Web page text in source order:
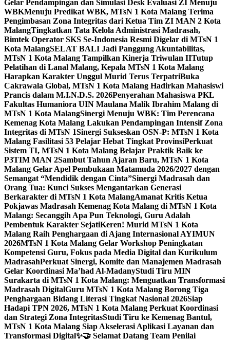
Gelar Pendampingan dan Simulasi Desk Evaluasi ZI Menuju
WBKMenuju Predikat WBK, MTsN 1 Kota Malang Terima
Pengimbasan Zona Integritas dari Ketua Tim ZI MAN 2 Kota
MalangTingkatkan Tata Kelola Administrasi Madrasah,
Bimtek Operator SKS Se-Indonesia Resmi Digelar di MTsN 1
Kota MalangSELAT BALI Jadi Panggung Akuntabilitas,
MTsN 1 Kota Malang Tampilkan Kinerja Triwulan IITutup
Pelatihan di Lanal Malang, Kepala MTsN 1 Kota Malang
Harapkan Karakter Unggul Murid Terus TerpatriBuka
Cakrawala Global, MTsN 1 Kota Malang Hadirkan Mahasiswi
Prancis dalam M.I.N.D.S. 2026Penyerahan Mahasiswa PKL
Fakultas Humaniora UIN Maulana Malik Ibrahim Malang di
MTsN 1 Kota MalangSinergi Menuju WBK: Tim Perencana
Kemenag Kota Malang Lakukan Pendampingan Intensif Zona
Integritas di MTsN 1Sinergi Sukseskan OSN-P: MTsN 1 Kota
Malang Fasilitasi 53 Pelajar Hebat Tingkat ProvinsiPerkuat
Sistem TI, MTsN 1 Kota Malang Belajar Praktik Baik ke
P3TIM MAN 2Sambut Tahun Ajaran Baru, MTsN 1 Kota
Malang Gelar Apel Pembukaan Matamuda 2026/2027 dengan
Semangat “Mendidik dengan Cinta”Sinergi Madrasah dan
Orang Tua: Kunci Sukses Mengantarkan Generasi
Berkarakter di MTsN 1 Kota MalangAmanat Kritis Ketua
Pokjawas Madrasah Kemenag Kota Malang di MTsN 1 Kota
Malang: Secanggih Apa Pun Teknologi, Guru Adalah
Pembentuk Karakter SejatiKeren! Murid MTsN 1 Kota
Malang Raih Penghargaan di Ajang Internasional AYIMUN
2026MTsN 1 Kota Malang Gelar Workshop Peningkatan
Kompetensi Guru, Fokus pada Media Digital dan Kurikulum
MadrasahPerkuat Sinergi, Komite dan Manajemen Madrasah
Gelar Koordinasi Ma’had Al-MadanyStudi Tiru MIN
Surakarta di MTsN 1 Kota Malang: Menguatkan Transformasi
Madrasah DigitalGuru MTsN 1 Kota Malang Borong Tiga
Penghargaan Bidang Literasi Tingkat Nasional 2026Siap
Hadapi TPN 2026, MTsN 1 Kota Malang Perkuat Koordinasi
dan Strategi Zona IntegritasStudi Tiru ke Kemenag Bantul,
MTsN 1 Kota Malang Siap Akselerasi Aplikasi Layanan dan
Transformasi Digital✨🤝 Selamat Datang Team Penilai